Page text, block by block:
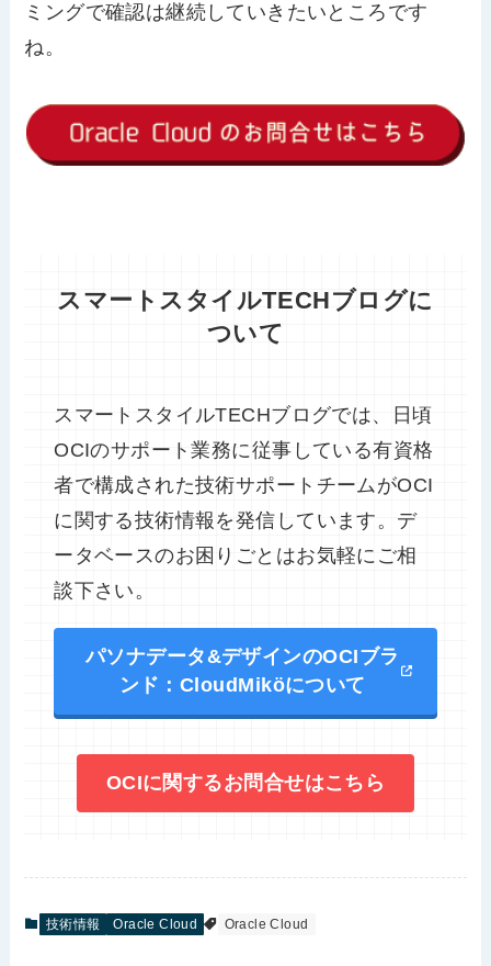
ミングで確認は継続していきたいところです
ね。
スマートスタイルTECHブログに
ついて
スマートスタイルTECHブログでは、日頃
OCIのサポート業務に従事している有資格
者で構成された技術サポートチームがOCI
に関する技術情報を発信しています。デ
ータベースのお困りごとはお気軽にご相
談下さい。
パソナデータ&デザインのOCIブラ
ンド：CloudMiköについて
OCIに関するお問合せはこちら
技術情報 Oracle Cloud Oracle Cloud